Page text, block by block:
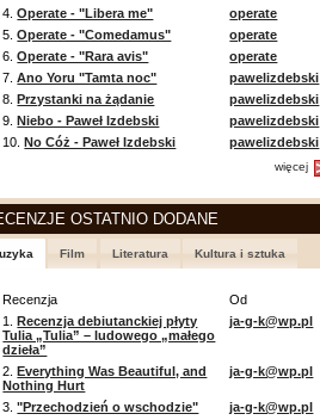
4.Operate - "Libera me"
operate
5.Operate - "Comedamus"
operate
6.Operate - "Rara avis"
operate
7.Ano Yoru "Tamta noc"
pawelizdebski
8.Przystanki na żądanie
pawelizdebski
9.Niebo - Paweł Izdebski
pawelizdebski
10.No Cóż - Paweł Izdebski pawelizdebski
więcej
OSTATNIO DODANE
Film Literatura Kultura i sztuka
Recenzja
Od
1.Recenzja debiutanckiej płyty
Tulia „Tulia” – ludowego „małego
dzieła”
ja-g-k@wp.pl
2.Everything Was Beautiful, and
Nothing Hurt
ja-g-k@wp.pl
3."Przechodzień o wschodzie"
ja-g-k@wp.pl